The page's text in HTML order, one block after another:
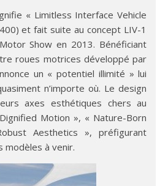
« Limitless Interface Vehicle
et fait suite au concept LIV-1
Show en 2013. Bénéficiant
roues motrices développé par
un « potentiel illimité » lui
n’importe où. Le design
axes esthétiques chers au
Motion », « Nature-Born
Aesthetics », préfigurant
modèles à venir.